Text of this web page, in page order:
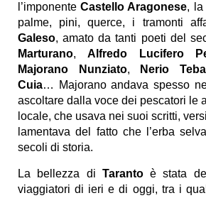
l’imponenteCastello Aragonese, la
palme, pini, querce, i tramonti
Galeso, amato da tanti poeti del
Marturano,Alfredo Lucifero
Majorano Nunziato, Nerio
Cuia… Majorano andava spesso
ascoltare dalla voce dei pescatori le
locale, che usava nei suoi scritti,
lamentava del fatto che l’erba
secoli di storia.
La bellezza di Tarantoè stata
viaggiatori di ieri e di oggi, tra i